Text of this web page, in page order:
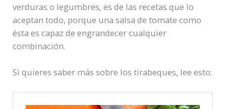
verduras o legumbres, es de las recetas que lo
aceptan todo, porque una salsa de tomate como
ésta es capaz de engrandecer cualquier
combinación.
Si quieres saber más sobre los tirabeques, lee esto: